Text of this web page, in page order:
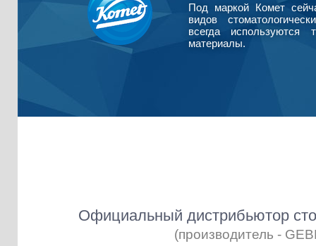
Под маркой Комет
видов
всегда используются
материалы.
Официальный дистрибьютор
(производитель -